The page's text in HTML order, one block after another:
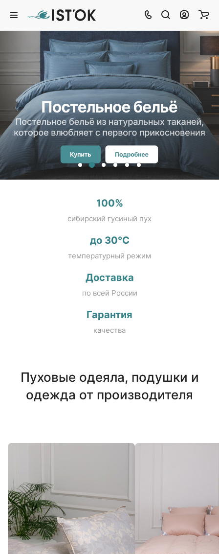
Постельное белье
Постельное белье из натуральных
тканей,
которое влюбляет с первого
прикосновения
Купить Подробнее
100%
сибирский гусиный пух
до 30°C
температурный режим
Доставка
по всей России
Гарантия
качества
Пуховые одеяла, подушки и
одежда от производителя